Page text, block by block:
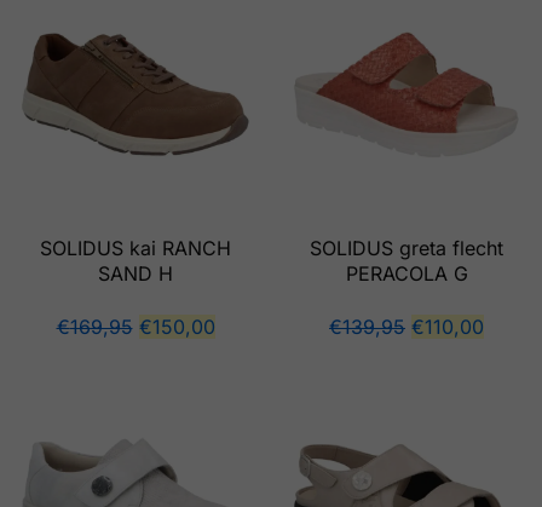
SOLIDUS kai RANCH
SAND H
€169,95 €150,00
SOLIDUS greta flecht
PERACOLA G
€139,95 €110,00